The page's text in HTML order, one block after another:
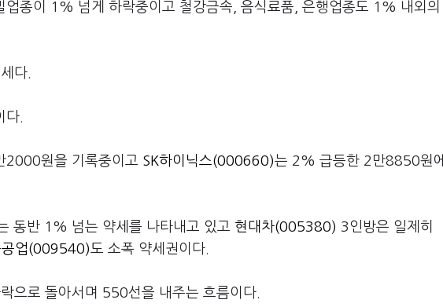
업종이 1% 넘게 하락중이고 철강금속, 음식료품, 은행업종도 1% 내외의
다.
다.
원을 기록중이고 SK하이닉스(000660)는 2% 급등한 2만8850원에
동반 1% 넘는 약세를 나타내고 있고 현대차(005380) 3인방은 일제히
공업(009540)도 소폭 약세권이다.
으로 돌아서며 550선을 내주는 흐름이다.